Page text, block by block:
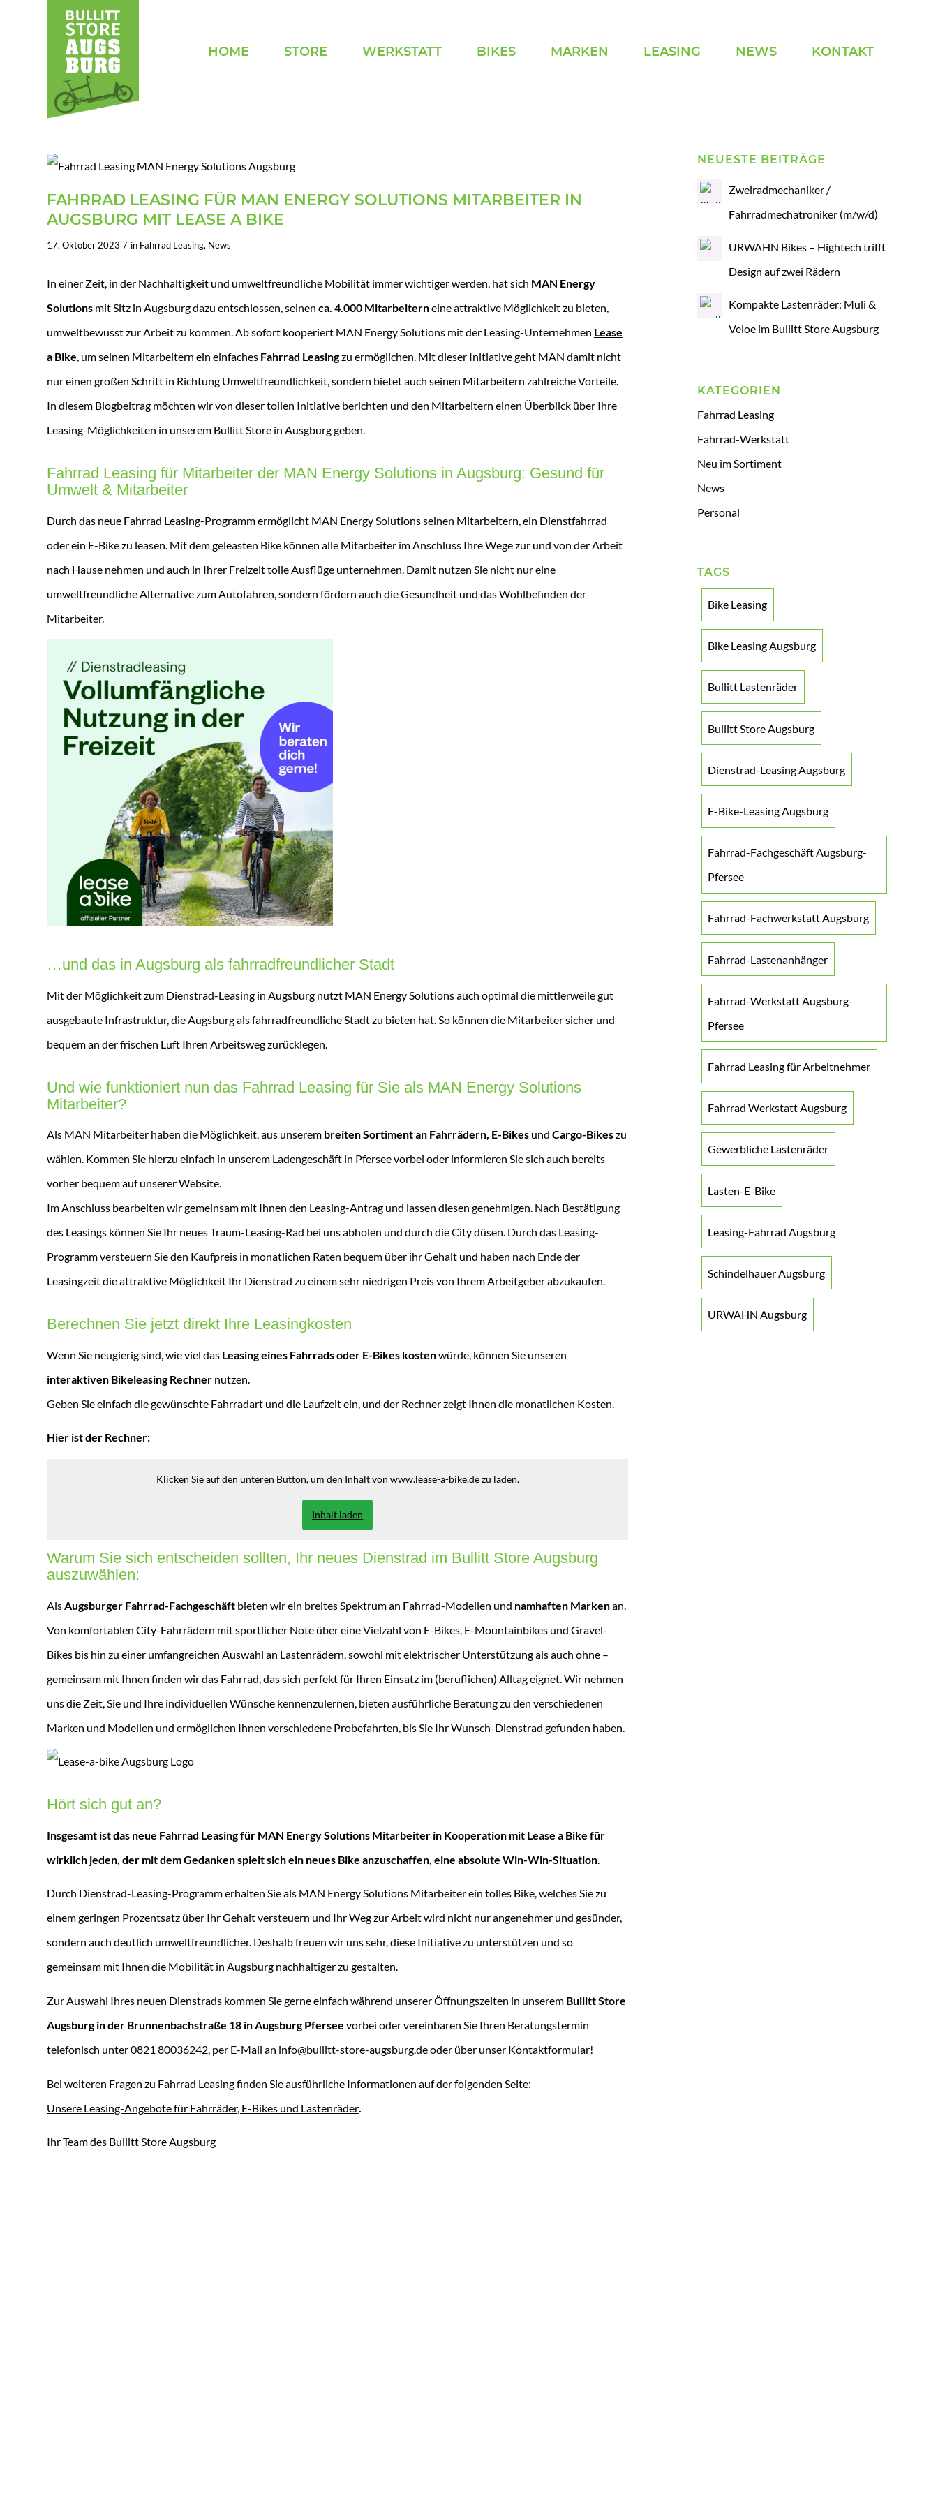
HOME STORE WERKSTATT BIKES MARKEN LEASING NEWS KONTAKT
FAHRRAD LEASING FÜR MAN ENERGY SOLUTIONS MITARBEITER IN
AUGSBURG MIT LEASE A BIKE
17. Oktober 2023 / in Fahrrad Leasing, News
In einer Zeit, in der Nachhaltigkeit und umweltfreundliche Mobilität immer wichtiger werden, hat sich MAN Energy
Solutions mit Sitz in Augsburg dazu entschlossen, seinen ca. 4.000 Mitarbeiterneine attraktive Möglichkeit zu bieten,
umweltbewusst zur Arbeit zu kommen. Ab sofort kooperiert MAN Energy Solutions mit der Leasing-Unternehmen Lease
a Bike, um seinen Mitarbeitern ein einfaches Fahrrad Leasingzu ermöglichen. Mit dieser Initiative geht MAN damit nicht
nur einen großen Schritt in Richtung Umweltfreundlichkeit, sondern bietet auch seinen Mitarbeitern zahlreiche Vorteile.
In diesem Blogbeitrag möchten wir von dieser tollen Initiative berichten und den Mitarbeitern einen Überblick über Ihre
Leasing-Möglichkeiten in unserem Bullitt Store in Ausgburg geben.
Fahrrad Leasing für Mitarbeiter der MAN Energy Solutions in Augsburg: Gesund für
Umwelt & Mitarbeiter
Durch das neue Fahrrad Leasing-Programm ermöglicht MAN Energy Solutions seinen Mitarbeitern, ein Dienstfahrrad
oder ein E-Bike zu leasen. Mit dem geleasten Bike können alle Mitarbeiter im Anschluss Ihre Wege zur und von der Arbeit
nach Hause nehmen und auch in Ihrer Freizeit tolle Ausflüge unternehmen. Damit nutzen Sie nicht nur eine
umweltfreundliche Alternative zum Autofahren, sondern fördern auch die Gesundheit und das Wohlbefinden der
Mitarbeiter.
…und das in Augsburg als fahrradfreundlicher Stadt
Mit der Möglichkeit zum Dienstrad-Leasing in Augsburg nutzt MAN Energy Solutions auch optimal die mittlerweile gut
ausgebaute Infrastruktur, die Augsburg als fahrradfreundliche Stadt zu bieten hat. So können die Mitarbeiter sicher und
bequem an der frischen Luft Ihren Arbeitsweg zurücklegen.
Und wie funktioniert nun das Fahrrad Leasing für Sie als MAN Energy Solutions
Mitarbeiter?
Als MAN Mitarbeiter haben die Möglichkeit, aus unserem breiten Sortiment an Fahrrädern, E-Bikes und Cargo-Bikeszu
wählen. Kommen Sie hierzu einfach in unserem Ladengeschäft in Pfersee vorbei oder informieren Sie sich auch bereits
vorher bequem auf unserer Website.
Im Anschluss bearbeiten wir gemeinsam mit Ihnen den Leasing-Antrag und lassen diesen genehmigen. Nach Bestätigung
des Leasings können Sie Ihr neues Traum-Leasing-Rad bei uns abholen und durch die City düsen. Durch das Leasing-
Programm versteuern Sie den Kaufpreis in monatlichen Raten bequem über ihr Gehalt und haben nach Ende der
Leasingzeit die attraktive Möglichkeit Ihr Dienstrad zu einem sehr niedrigen Preis von Ihrem Arbeitgeber abzukaufen.
Berechnen Sie jetzt direkt Ihre Leasingkosten
Wenn Sie neugierig sind, wie viel das Leasing eines Fahrrads oder E-Bikes kostenwürde, können Sie unseren
interaktiven Bikeleasing Rechner nutzen.
Geben Sie einfach die gewünschte Fahrradart und die Laufzeit ein, und der Rechner zeigt Ihnen die monatlichen Kosten.
Hier ist der Rechner:
Klicken Sie auf den unteren Button, um den Inhalt von www.lease-a-bike.de zu laden.
Inhalt laden
Warum Sie sich entscheiden sollten, Ihr neues Dienstrad im Bullitt Store Augsburg
auszuwählen:
Als Augsburger Fahrrad-Fachgeschäft bieten wir ein breites Spektrum an Fahrrad-Modellen und namhaften Markenan.
Von komfortablen City-Fahrrädern mit sportlicher Note über eine Vielzahl von E-Bikes, E-Mountainbikes und Gravel-
Bikes bis hin zu einer umfangreichen Auswahl an Lastenrädern, sowohl mit elektrischer Unterstützung als auch ohne –
gemeinsam mit Ihnen finden wir das Fahrrad, das sich perfekt für Ihren Einsatz im (beruflichen) Alltag eignet. Wir nehmen
uns die Zeit, Sie und Ihre individuellen Wünsche kennenzulernen, bieten ausführliche Beratung zu den verschiedenen
Marken und Modellen und ermöglichen Ihnen verschiedene Probefahrten, bis Sie Ihr Wunsch-Dienstrad gefunden haben.
Hört sich gut an?
Insgesamt ist das neue Fahrrad Leasing für MAN Energy Solutions Mitarbeiter in Kooperation mit Lease a Bike für
wirklich jeden, der mit dem Gedanken spielt sich ein neues Bike anzuschaffen, eine absolute Win-Win-Situation.
Durch Dienstrad-Leasing-Programm erhalten Sie als MAN Energy Solutions Mitarbeiter ein tolles Bike, welches Sie zu
einem geringen Prozentsatz über Ihr Gehalt versteuern und Ihr Weg zur Arbeit wird nicht nur angenehmer und gesünder,
sondern auch deutlich umweltfreundlicher. Deshalb freuen wir uns sehr, diese Initiative zu unterstützen und so
gemeinsam mit Ihnen die Mobilität in Augsburg nachhaltiger zu gestalten.
Zur Auswahl Ihres neuen Dienstrads kommen Sie gerne einfach während unserer Öffnungszeiten in unserem Bullitt Store
Augsburg in der Brunnenbachstraße 18 in Augsburg Pfersee vorbei oder vereinbaren Sie Ihren Beratungstermin
telefonisch unter0821 80036242, per E-Mail an info@bullitt-store-augsburg.deoder über unser Kontaktformular!
Bei weiteren Fragen zu Fahrrad Leasing finden Sie ausführliche Informationen auf der folgenden Seite:
Unsere Leasing-Angebote für Fahrräder, E-Bikes und Lastenräder
Ihr Team des Bullitt Store Augsburg
NEUESTE BEITRÄGE
Zweiradmechaniker /
Fahrradmechatroniker (m/w/d)
URWAHN Bikes – Hightech trifft
Design auf zwei Rädern
Kompakte Lastenräder: Muli &
Veloe im Bullitt Store Augsburg
KATEGORIEN
Fahrrad Leasing
Fahrrad-Werkstatt
Neu im Sortiment
News
Personal
TAGS
Bike Leasing
Bike Leasing Augsburg
Bullitt Lastenräder
Bullitt Store Augsburg
Dienstrad-Leasing Augsburg
E-Bike-Leasing Augsburg
Fahrrad-Fachgeschäft Augsburg-
Pfersee
Fahrrad-Fachwerkstatt Augsburg
Fahrrad-Lastenanhänger
Fahrrad-Werkstatt Augsburg-
Pfersee
Fahrrad Leasing für Arbeitnehmer
Fahrrad Werkstatt Augsburg
Gewerbliche Lastenräder
Lasten-E-Bike
Leasing-Fahrrad Augsburg
Schindelhauer Augsburg
URWAHN Augsburg